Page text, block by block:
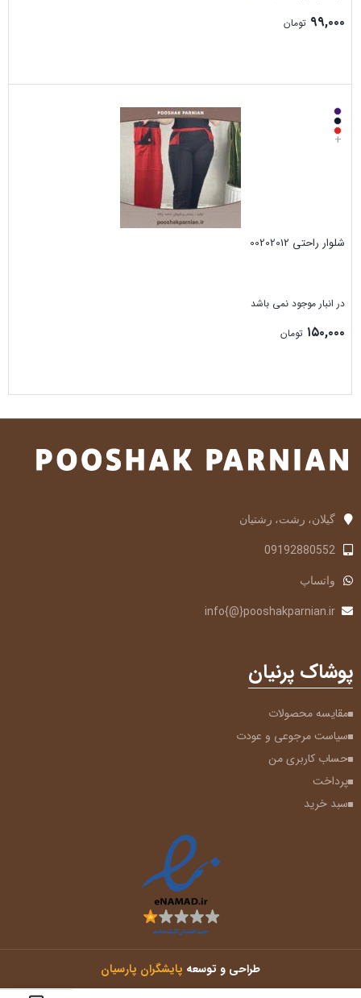
۹۹,۰۰۰ تومان
شلوار راحتی 00202012
در انبار موجود نمی باشد
۱۵۰,۰۰۰ تومان
+
گیلان، رشت، رشتیان
09192880552
واتساپ
info{@}pooshakparnian.ir
پوشاک پرنیان
مقایسه محصولات
سیاست مرجوعی و عودت
حساب کاربری من
پرداخت
سبد خرید
طراحی و توسعه پایشگران پارسیان